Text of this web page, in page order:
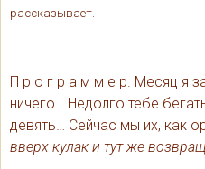
рассказывает.
П р о г р а м м е р. Месяц я
ничего… Недолго тебе
девять… Сейчас мы их, как
вверх кулак и тут же